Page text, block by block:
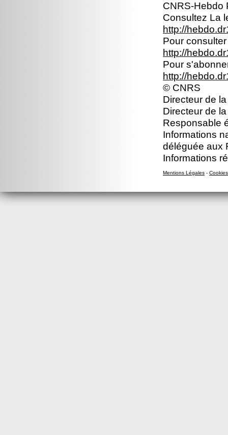
CNRS-Hebdo
Consultez La
http://
Pour
http://
Pour
http://
© CNRS
Directeur de
Directeur de
Responsable
Informations
déléguée aux
Informations
Mentions Légales - Cookies